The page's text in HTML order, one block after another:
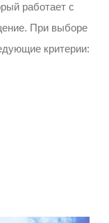
работает с
При выборе
критерии: